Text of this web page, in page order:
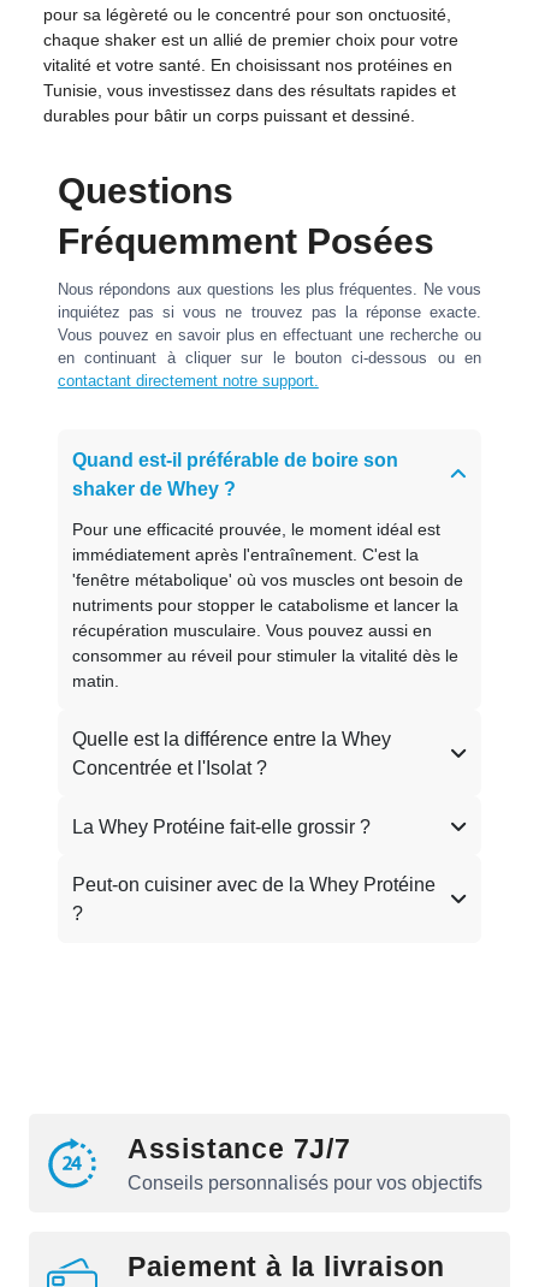
pour sa légèreté ou le concentré pour son onctuosité,
chaque shaker est un allié de premier choix pour votre
vitalité et votre santé. En choisissant nos protéines en
Tunisie, vous investissez dans des résultats rapides et
durables pour bâtir un corps puissant et dessiné.
Questions
Fréquemment Posées
Nous répondons aux questions les plus fréquentes. Ne vous
inquiétez pas si vous ne trouvez pas la réponse exacte.
Vous pouvez en savoir plus en effectuant une recherche ou
en continuant à cliquer sur le bouton ci-dessous ou en
contactant directement notre support.
Quand est-il préférable de boire son
shaker de Whey ?
Pour une efficacité prouvée, le moment idéal est
immédiatement après l'entraînement. C'est la
'fenêtre métabolique' où vos muscles ont besoin de
nutriments pour stopper le catabolisme et lancer la
récupération musculaire. Vous pouvez aussi en
consommer au réveil pour stimuler la vitalité dès le
matin.
Quelle est la différence entre la Whey
Concentrée et l'Isolat ?
La Whey Protéine fait-elle grossir ?
Peut-on cuisiner avec de la Whey Protéine
?
Assistance 7J/7
Conseils personnalisés pour vos objectifs
Paiement à la livraison